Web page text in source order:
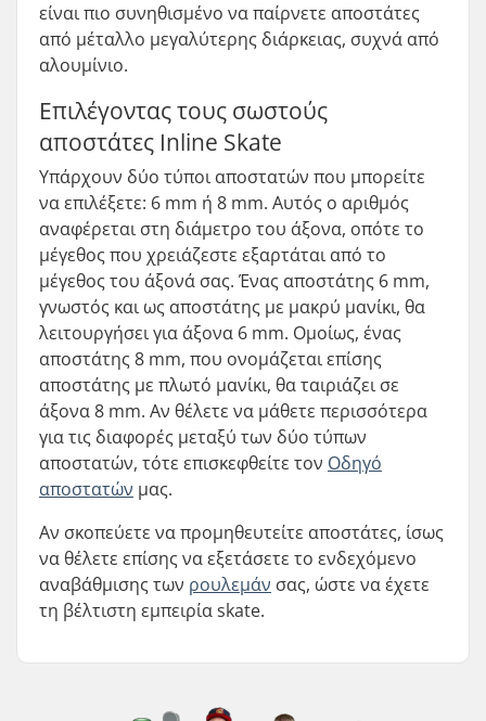
είναι πιο συνηθισμένο να παίρνετε αποστάτες
από μέταλλο μεγαλύτερης διάρκειας, συχνά από
αλουμίνιο.
Επιλέγοντας τους σωστούς
αποστάτες Inline Skate
Υπάρχουν δύο τύποι αποστατών που μπορείτε
να επιλέξετε: 6 mm ή 8 mm. Αυτός ο αριθμός
αναφέρεται στη διάμετρο του άξονα, οπότε το
μέγεθος που χρειάζεστε εξαρτάται από το
μέγεθος του άξονά σας. Ένας αποστάτης 6 mm,
γνωστός και ως αποστάτης με μακρύ μανίκι, θα
λειτουργήσει για άξονα 6 mm. Ομοίως, ένας
αποστάτης 8 mm, που ονομάζεται επίσης
αποστάτης με πλωτό μανίκι, θα ταιριάζει σε
άξονα 8 mm. Αν θέλετε να μάθετε περισσότερα
για τις διαφορές μεταξύ των δύο τύπων
αποστατών, τότε επισκεφθείτε τον Οδηγό
αποστατών μας.
Αν σκοπεύετε να προμηθευτείτε αποστάτες, ίσως
να θέλετε επίσης να εξετάσετε το ενδεχόμενο
αναβάθμισης των ρουλεμάν σας, ώστε να έχετε
τη βέλτιστη εμπειρία skate.